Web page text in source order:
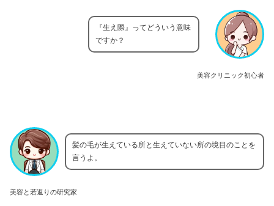
美容クリニック初心者
『生え際』ってどういう意味
ですか？
美容と若返りの研究家
髪の毛が生えている所と生えていない所の境目のことを
言うよ。